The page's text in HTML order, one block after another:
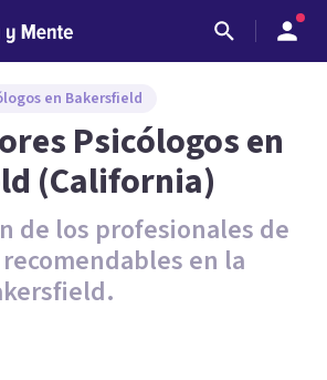
en Bakersfield
Psicólogos en
(California)
de los profesionales de
en la